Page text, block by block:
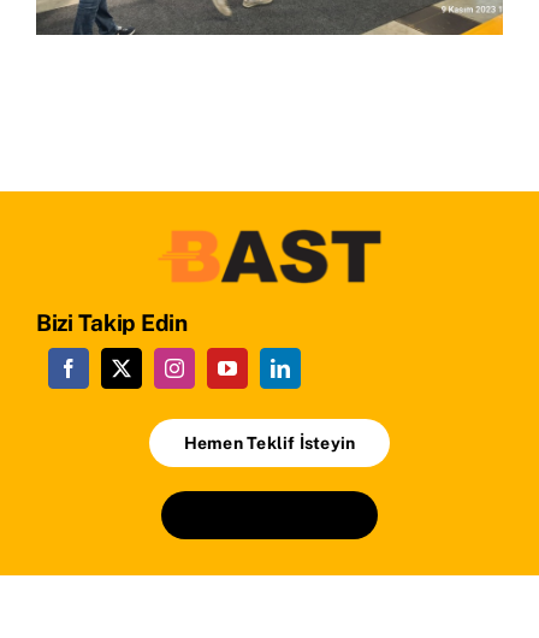
Bizi Takip Edin
Hemen Teklif İsteyin